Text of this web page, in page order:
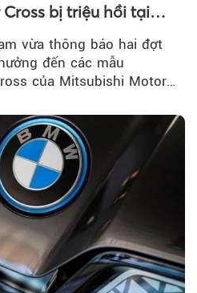
bị triệu hồi tại
vừa thông báo hai đợt
đến các mẫu
của Mitsubishi Motor